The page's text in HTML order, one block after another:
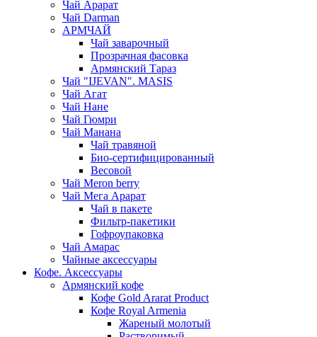
Чай Арарат
Чай Darman
АРМЧАЙ
Чай заварочный
Прозрачная фасовка
Армянский Тараз
Чай "IJEVAN". MASIS
Чай Агат
Чай Нане
Чай Гюмри
Чай Манана
Чай травяной
Био-сертифицированный
Весовой
Чай Meron berry
Чай Мега Арарат
Чай в пакете
Фильтр-пакетики
Гофроупаковка
Чай Амарас
Чайные аксессуары
Кофе. Аксессуары
Армянский кофе
Кофе Gold Ararat Product
Кофе Royal Armenia
Жареный молотый